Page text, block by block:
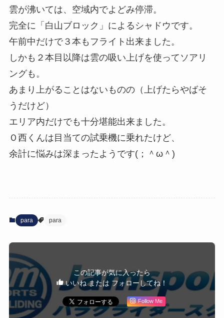
雲が沸いては、空域内でよどみ停滞。
完全に「白山ブロック」によるシャドウです。
午前中だけで３本もフライト出来ました。
しかも２本目以降は雲の吸い上げを使ってソアリ
ングも。
あまり上がることはないものの（上げたらやばそ
うだけど）
エリア内だけでも十分堪能出来ました。
Ｏ西くんは目当ての試乗機に乗れたけど、
余計に悩みは深まったようです(；＾ω＾)
para para
この記事が気に入ったら
いいね または フォローしてね！
Follow Me